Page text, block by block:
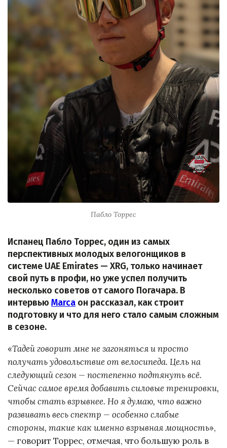
Пабло Торрес
Испанец Пабло Торрес, один из самых
перспективных молодых велогонщиков в
системе UAE Emirates — XRG, только начинает
свой путь в профи, но уже успел получить
несколько советов от самого Погачара. В
интервью Marca он рассказал, как строит
подготовку и что для него стало самым сложным
в сезоне.
«Тадей говорит мне не загоняться и просто
получать удовольствие от велосипеда. Цель на
следующий сезон — постепенно подтянуть всё.
Сейчас самое время добавить силовые тренировки,
чтобы стать взрывнее. Но я думаю, что важно
развивать весь спектр — особенно слабые
стороны, такие как именно взрывная мощность»,
— говорит Торрес, отмечая, что большую роль в